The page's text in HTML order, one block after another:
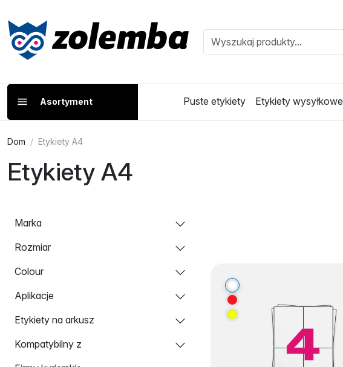
Asortyment Puste etykiety Etykiety wysyłkowe
Dom Etykiety A4
Etykiety A4
Marka
Rozmiar
Colour
Aplikacje
Etykiety na arkusz
Kompatybilny z